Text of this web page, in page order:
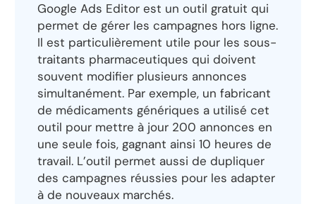
Google Ads Editor est un outil gratuit qui
permet de gérer les campagnes hors ligne.
Il est particulièrement utile pour les sous-
traitants pharmaceutiques qui doivent
souvent modifier plusieurs annonces
simultanément. Par exemple, un fabricant
de médicaments génériques a utilisé cet
outil pour mettre à jour 200 annonces en
une seule fois, gagnant ainsi 10 heures de
travail. L’outil permet aussi de dupliquer
des campagnes réussies pour les adapter
à de nouveaux marchés.